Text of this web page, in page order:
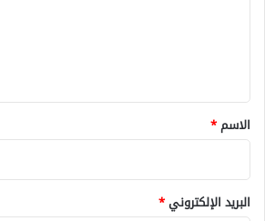
*
الاسم*
البريد الإلكتروني*